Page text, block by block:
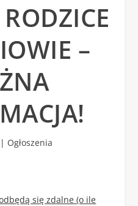
–
| Ogłoszenia
się zdalne (o ile